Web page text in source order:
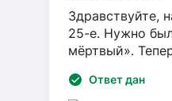
Здравствуйте,
25-е. Нужно
мёртвый».
Ответ дан